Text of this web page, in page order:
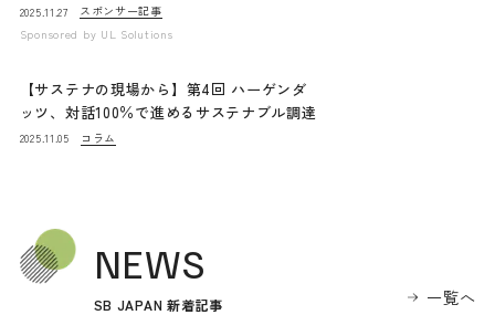
2025.11.27
スポンサー記事
Sponsored by UL Solutions
【サステナの現場から】第4回 ハーゲンダ
ッツ、対話100％で進めるサステナブル調達
2025.11.05 コラム
NEWS
SB JAPAN 新着記事 一覧へ